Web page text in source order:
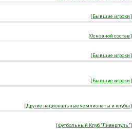
[Бывшие игроки]
[Основной состав]
[Бывшие игроки]
[Бывшие игроки]
[Другие национальные чемпионаты и клубы]
[Футбольный Клуб "Ливерпуль"]